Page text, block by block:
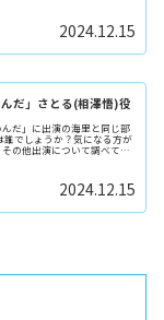
2024.12.15
だ」さとる(相澤悟)役
だ」に出演の海里と同じ部
でしょうか？気になる方が
の他出演について調べてみ
2024.12.15